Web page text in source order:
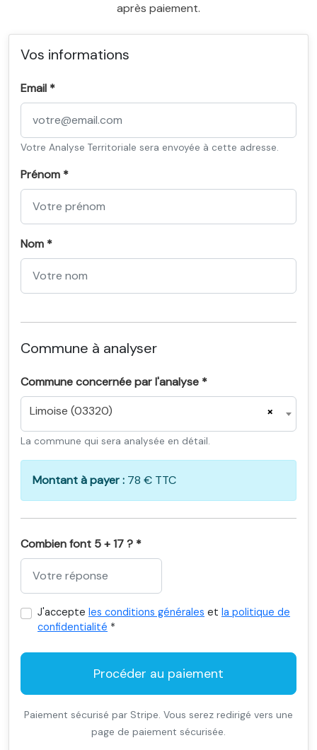
après paiement.
Vos informations
Email *
Votre Analyse Territoriale sera envoyée à cette adresse.
Prénom *
Nom *
Commune à analyser
Commune concernée par l'analyse *
×
Limoise (03320)
La commune qui sera analysée en détail.
Montant à payer : 78 € TTC
Combien font 5 + 17 ? *
J'accepte les conditions générales et la politique de
confidentialité *
Procéder au paiement
Paiement sécurisé par Stripe. Vous serez redirigé vers une
page de paiement sécurisée.